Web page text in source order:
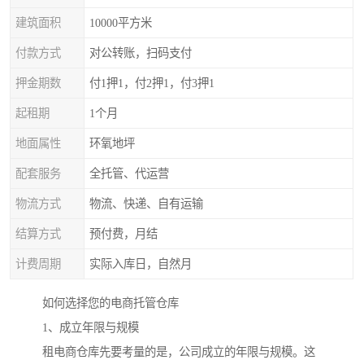
建筑面积 10000平方米
付款方式 对公转账，扫码支付
押金期数 付1押1，付2押1，付3押1
起租期 1个月
地面属性 环氧地坪
配套服务 全托管、代运营
物流方式 物流、快递、自有运输
结算方式 预付费，月结
计费周期 实际入库日，自然月
如何选择您的电商托管仓库
1、成立年限与规模
租电商仓库先要考量的是，公司成立的年限与规模。这